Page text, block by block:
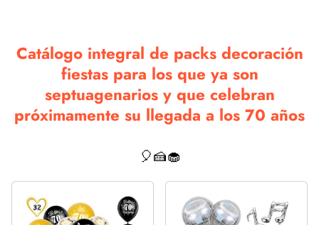
Catálogo integral de packs decoración
fiestas para los que ya son
septuagenarios y que celebran
próximamente su llegada a los 70 años
🎈🍰🧁